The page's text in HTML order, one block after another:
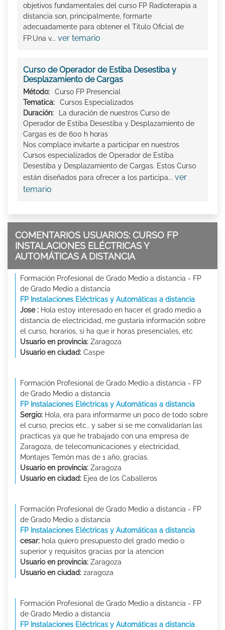
objetivos fundamentales del curso FP Radioterapia a
distancia son, principalmente, formarte
adecuadamente para obtener el Titulo Oficial de
FP.Una v... ver temario
Curso de Operador de Estiba Desestiba y
Desplazamiento de Cargas
Método:
Curso FP Presencial
Tematica:
Cursos Especializados
Duración:
La duración de nuestros Curso de
Operador de Estiba Desestiba y Desplazamiento de
Cargas es de 600 h horas
Nos complace invitarte a participar en nuestros
Cursos especializados de Operador de Estiba
Desestiba y Desplazamiento de Cargas. Estos Curso
están diseñados para ofrecer a los participa... ver
temario
COMENTARIOS USUARIOS: CURSO FP
INSTALACIONES ELÉCTRICAS Y
AUTOMÁTICAS A DISTANCIA
Formación Profesional de Grado Medio a distancia - FP
de Grado Medio a distancia
FP Instalaciones Eléctricas y Automáticas a distancia
Jose : Hola estoy interesado en hacer el grado medio a
distancia de electricidad, me gustaría información sobre
el curso, horarios, si ha que ir horas presenciales, etc
Usuario en provincia: Zaragoza
Usuario en ciudad: Caspe
Formación Profesional de Grado Medio a distancia - FP
de Grado Medio a distancia
FP Instalaciones Eléctricas y Automáticas a distancia
Sergio: Hola, era para informarme un poco de todo sobre
el curso, precios etc.. y saber si se me convalidarían las
practicas ya que he trabajado con una empresa de
Zaragoza, de telecomunicaciones y electricidad,
Montajes Temón mas de 1 año, gracias.
Usuario en provincia: Zaragoza
Usuario en ciudad: Ejea de los Caballeros
Formación Profesional de Grado Medio a distancia - FP
de Grado Medio a distancia
FP Instalaciones Eléctricas y Automáticas a distancia
cesar: hola quiero presupuesto del grado medio o
superior y requisitos gracias por la atencion
Usuario en provincia: Zaragoza
Usuario en ciudad: zaragoza
Formación Profesional de Grado Medio a distancia - FP
de Grado Medio a distancia
FP Instalaciones Eléctricas y Automáticas a distancia